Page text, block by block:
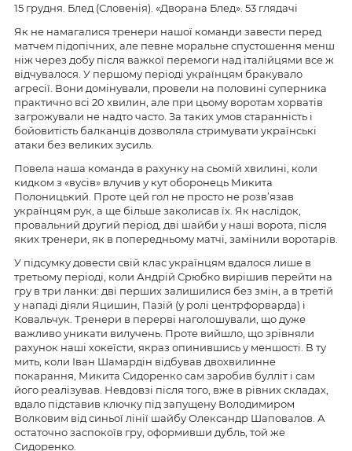
15 грудня. Блед (Словенія). «Дворана Блед». 53 глядачі
Як не намагалися тренери нашої команди завести перед
матчем підопічних, але певне моральне спустошення менш
ніж через добу після важкої перемоги над італійцями все ж
відчувалося. У першому періоді українцям бракувало
агресії. Вони домінували, провели на половині суперника
практично всі 20 хвилин, але при цьому воротам хорватів
загрожували не надто часто. За таких умов старанність і
бойовитість балканців дозволяла стримувати українські
атаки без великих зусиль.
Повела наша команда в рахунку на сьомій хвилині, коли
кидком з «вусів» влучив у кут оборонець Микита
Полоницький. Проте цей гол не просто не розв’язав
українцям рук, а ще більше заколисав їх. Як наслідок,
провальний другий період, дві шайби у наші ворота, після
яких тренери, як в попередньому матчі, замінили воротарів.
У підсумку довести свій клас українцям вдалося лише в
третьому періоді, коли Андрій Срюбко вирішив перейти на
гру в три ланки: дві перших залишилися без змін, а в третій
у нападі діяли Яцишин, Пазій (у ролі центрфорварда) і
Ковальчук. Тренери в перерві наголошували, що дуже
важливо уникати вилучень. Проте вийшло, що зрівняли
рахунок наші хокеїсти, якраз опинившись у меншості. В ту
мить, коли Іван Шамардін відбував двохвилинне
покарання, Микита Сидоренко сам заробив булліт і сам
його реалізував. Невдовзі після того, вже в рівних складах,
вдало підставив ключку під запущену Володимиром
Волковим від синьої лінії шайбу Олександр Шаповалов. А
остаточно заспокоїв гру, оформивши дубль, той же
Сидоренко.